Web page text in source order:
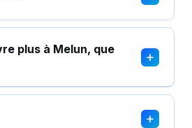
plus à Melun, que
+
+